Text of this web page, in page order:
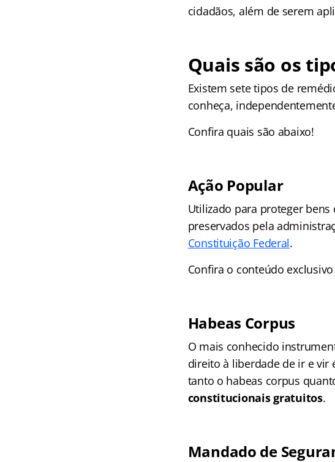
cidadãos, além de serem
Quais são os
Existem sete tipos de
conheça,
Confira quais são abaixo!
Ação Popular
Utilizado para proteger
preservados pela
Constituição Federal.
Confira o conteúdo
Habeas Corpus
O mais conhecido
direito à liberdade de ir e vir
tanto o habeas corpus
constitucionais gratuitos.
Mandado de